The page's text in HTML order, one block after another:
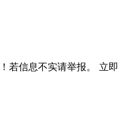
若信息不实请举报。 立即